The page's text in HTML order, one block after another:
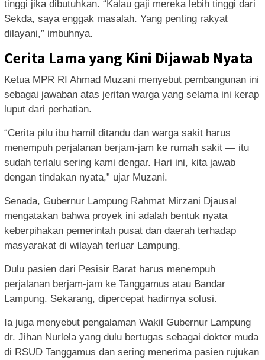
tinggi jika dibutuhkan. “Kalau gaji mereka lebih tinggi dari
Sekda, saya enggak masalah. Yang penting rakyat
dilayani,” imbuhnya.
Cerita Lama yang Kini Dijawab Nyata
Ketua MPR RI Ahmad Muzani menyebut pembangunan ini
sebagai jawaban atas jeritan warga yang selama ini kerap
luput dari perhatian.
“Cerita pilu ibu hamil ditandu dan warga sakit harus
menempuh perjalanan berjam-jam ke rumah sakit — itu
sudah terlalu sering kami dengar. Hari ini, kita jawab
dengan tindakan nyata,” ujar Muzani.
Senada, Gubernur Lampung Rahmat Mirzani Djausal
mengatakan bahwa proyek ini adalah bentuk nyata
keberpihakan pemerintah pusat dan daerah terhadap
masyarakat di wilayah terluar Lampung.
Dulu pasien dari Pesisir Barat harus menempuh
perjalanan berjam-jam ke Tanggamus atau Bandar
Lampung. Sekarang, dipercepat hadirnya solusi.
Ia juga menyebut pengalaman Wakil Gubernur Lampung
dr. Jihan Nurlela yang dulu bertugas sebagai dokter muda
di RSUD Tanggamus dan sering menerima pasien rujukan